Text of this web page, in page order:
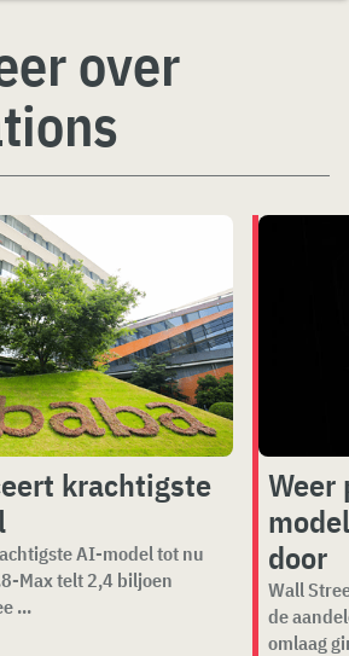
over
krachtigste
AI-model tot nu
Max telt 2,4 biljoen
...
Weer
door
Wall
de
omlaag